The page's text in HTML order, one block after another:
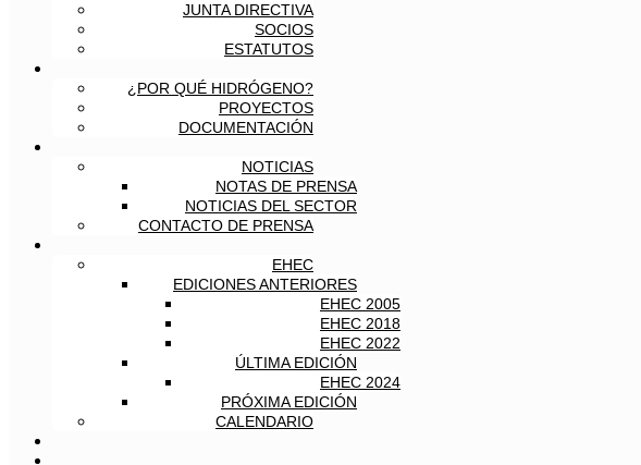
JUNTA DIRECTIVA
SOCIOS
ESTATUTOS
¿POR QUÉ HIDRÓGENO?
PROYECTOS
DOCUMENTACIÓN
NOTICIAS
NOTAS DE PRENSA
NOTICIAS DEL SECTOR
CONTACTO DE PRENSA
EHEC
EDICIONES ANTERIORES
EHEC 2005
EHEC 2018
EHEC 2022
ÚLTIMA EDICIÓN
EHEC 2024
PRÓXIMA EDICIÓN
CALENDARIO